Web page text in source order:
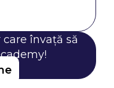
învață să